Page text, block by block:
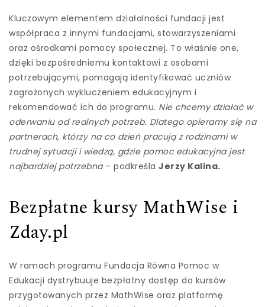
Kluczowym elementem działalności fundacji jest
współpraca z innymi fundacjami, stowarzyszeniami
oraz ośrodkami pomocy społecznej. To właśnie one,
dzięki bezpośredniemu kontaktowi z osobami
potrzebującymi, pomagają identyfikować uczniów
zagrożonych wykluczeniem edukacyjnym i
rekomendować ich do programu. Nie chcemy działać w
oderwaniu od realnych potrzeb. Dlatego opieramy się na
partnerach, którzy na co dzień pracują z rodzinami w
trudnej sytuacji i wiedzą, gdzie pomoc edukacyjna jest
najbardziej potrzebna– podkreśla Jerzy Kalina.
Bezpłatne kursy MathWise i
Zday.pl
W ramach programu Fundacja Równa Pomoc w
Edukacji dystrybuuje bezpłatny dostęp do kursów
przygotowanych przez MathWise oraz platformę